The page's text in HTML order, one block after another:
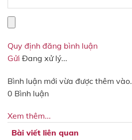
Quy định đăng bình luận
Gửi Đang xử lý...
Bình luận mới vừa được thêm vào.
0 Bình luận
Xem thêm...
Bài viết liên quan